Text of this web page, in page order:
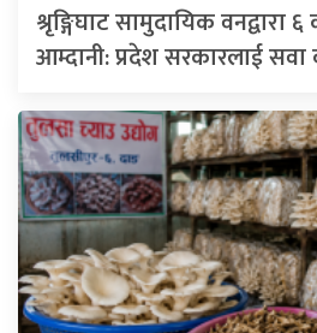
श्रृङ्गिघाट सामुदायिक
आम्दानी: प्रदेश सरकारलाई